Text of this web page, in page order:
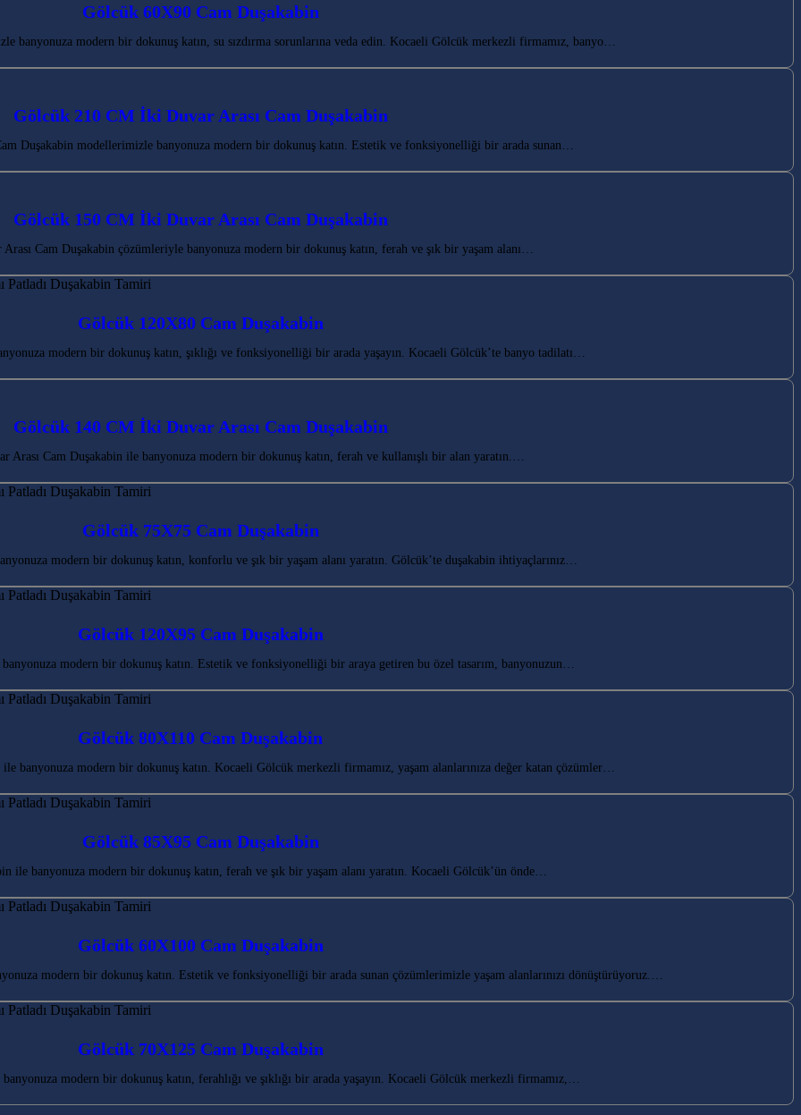
Gölcük 60X90 Cam Duşakabin
banyonuza modern bir dokunuş katın, su sızdırma sorunlarına veda edin. Kocaeli Gölcük merkezli firmamız, banyo…
Gölcük 210 CM İki Duvar Arası Cam Duşakabin
Duşakabin modellerimizle banyonuza modern bir dokunuş katın. Estetik ve fonksiyonelliği bir arada sunan…
Gölcük 150 CM İki Duvar Arası Cam Duşakabin
Cam Duşakabin çözümleriyle banyonuza modern bir dokunuş katın, ferah ve şık bir yaşam alanı…
Gölcük 120X80 Cam Duşakabin
modern bir dokunuş katın, şıklığı ve fonksiyonelliği bir arada yaşayın. Kocaeli Gölcük’te banyo tadilatı…
Gölcük 140 CM İki Duvar Arası Cam Duşakabin
Arası Cam Duşakabin ile banyonuza modern bir dokunuş katın, ferah ve kullanışlı bir alan yaratın.…
Gölcük 75X75 Cam Duşakabin
modern bir dokunuş katın, konforlu ve şık bir yaşam alanı yaratın. Gölcük’te duşakabin ihtiyaçlarınız…
Gölcük 120X95 Cam Duşakabin
modern bir dokunuş katın. Estetik ve fonksiyonelliği bir araya getiren bu özel tasarım, banyonuzun…
Gölcük 80X110 Cam Duşakabin
banyonuza modern bir dokunuş katın. Kocaeli Gölcük merkezli firmamız, yaşam alanlarınıza değer katan çözümler…
Gölcük 85X95 Cam Duşakabin
ile banyonuza modern bir dokunuş katın, ferah ve şık bir yaşam alanı yaratın. Kocaeli Gölcük’ün önde…
Gölcük 60X100 Cam Duşakabin
modern bir dokunuş katın. Estetik ve fonksiyonelliği bir arada sunan çözümlerimizle yaşam alanlarınızı dönüştürüyoruz.…
Gölcük 70X125 Cam Duşakabin
modern bir dokunuş katın, ferahlığı ve şıklığı bir arada yaşayın. Kocaeli Gölcük merkezli firmamız,…